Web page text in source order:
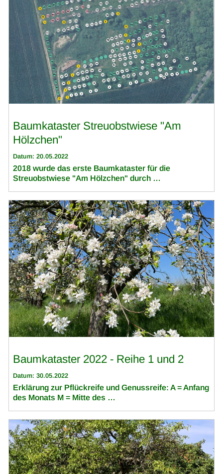
Baumkataster Streuobstwiese "Am
Hölzchen"
Datum: 20.05.2022
2018 wurde das erste Baumkataster für die
Streuobstwiese "Am Hölzchen" durch …
Baumkataster 2022 - Reihe 1 und 2
Datum: 30.05.2022
Erklärung zur Pflückreife und Genussreife: A = Anfang
des Monats M = Mitte des …